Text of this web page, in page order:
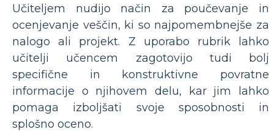
Učiteljem nudijo način za poučevanje in
ocenjevanje veščin, ki so najpomembnejše za
nalogo ali projekt. Z uporabo rubrik lahko
učitelji učencem zagotovijo tudi bolj
specifične in konstruktivne povratne
informacije o njihovem delu, kar jim lahko
pomaga izboljšati svoje sposobnosti in
splošno oceno.